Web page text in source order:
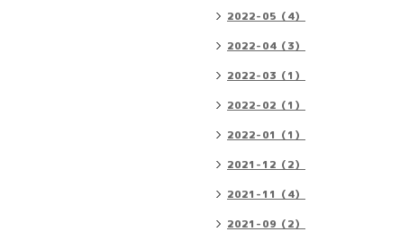
2022-05（4）
2022-04（3）
2022-03（1）
2022-02（1）
2022-01（1）
2021-12（2）
2021-11（4）
2021-09（2）